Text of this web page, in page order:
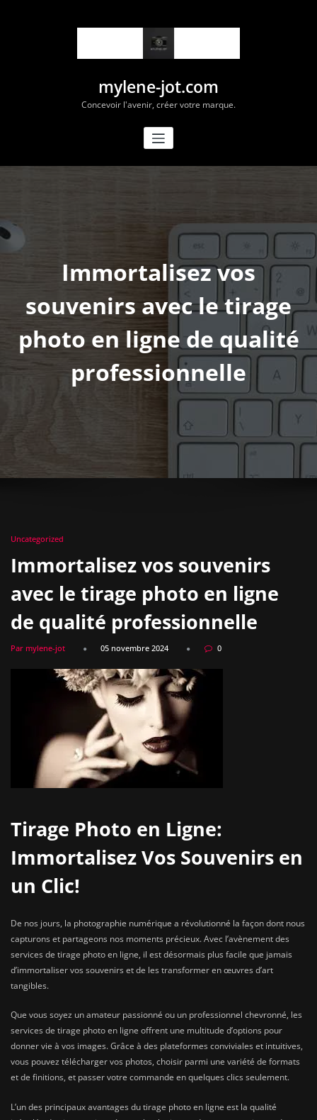
mylene-jot.com
Concevoir l'avenir, créer votre marque.
Immortalisez vos
souvenirs avec le tirage
photo en ligne de qualité
professionnelle
Uncategorized
Immortalisez vos souvenirs
avec le tirage photo en ligne
de qualité professionnelle
Par mylene-jot 05 novembre 2024 0
Tirage Photo en Ligne:
Immortalisez Vos Souvenirs en
un Clic!
De nos jours, la photographie numérique a révolutionné la façon dont nous
capturons et partageons nos moments précieux. Avec l’avènement des
services de tirage photo en ligne, il est désormais plus facile que jamais
d’immortaliser vos souvenirs et de les transformer en œuvres d’art
tangibles.
Que vous soyez un amateur passionné ou un professionnel chevronné, les
services de tirage photo en ligne offrent une multitude d’options pour
donner vie à vos images. Grâce à des plateformes conviviales et intuitives,
vous pouvez télécharger vos photos, choisir parmi une variété de formats
et de finitions, et passer votre commande en quelques clics seulement.
L’un des principaux avantages du tirage photo en ligne est la qualité